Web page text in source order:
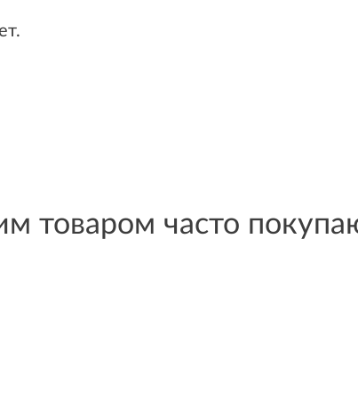
товаром часто